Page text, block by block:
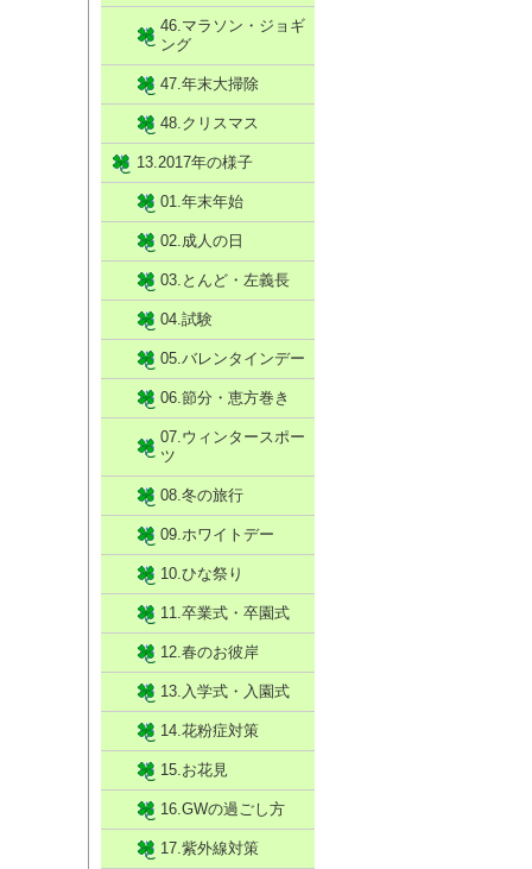
46.マラソン・ジョギ
ング
47.年末大掃除
48.クリスマス
13.2017年の様子
01.年末年始
02.成人の日
03.とんど・左義長
04.試験
05.バレンタインデー
06.節分・恵方巻き
07.ウィンタースポー
ツ
08.冬の旅行
09.ホワイトデー
10.ひな祭り
11.卒業式・卒園式
12.春のお彼岸
13.入学式・入園式
14.花粉症対策
15.お花見
16.GWの過ごし方
17.紫外線対策